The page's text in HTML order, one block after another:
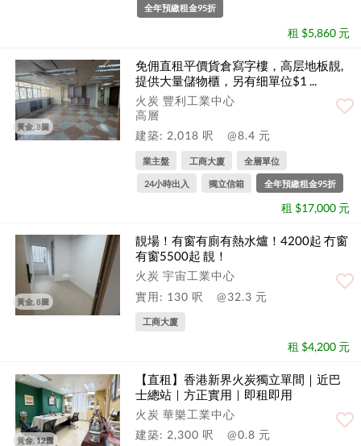
全年預繳租金95折
租 $5,860 元
黃金, 8圖
免佣直租平價貨倉寫字樓，高层地板靚,
提供大量儲物櫃，另有细單位$1 ...
火炭 豐利工業中心
高層
建築: 2,018 呎
@8.4 元
業主盤 工商大廈 全層單位
24小時出入 獨立信箱 全年預繳租金95折
租 $17,000 元
黃金, 8圖
靚場！有窗有廁有熱水爐！4200起 冇窗
有窗5500起 靚！
火炭 宇宙工業中心
實用: 130 呎
@32.3 元
工商大廈
租 $4,200 元
黃金, 12圖
【直租】香港新界火炭獨立單間｜近巴
士總站｜方正實用｜即租即用
火炭 華樂工業中心
建築: 2,300 呎
@0.8 元